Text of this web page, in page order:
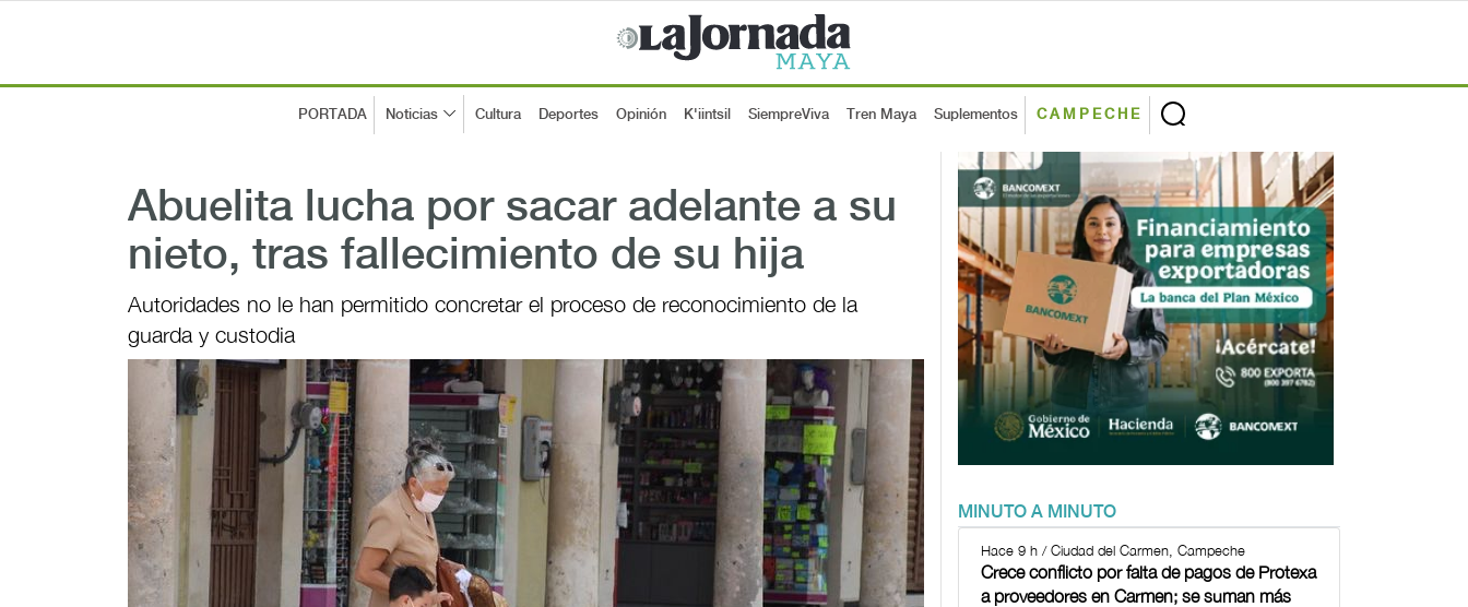
PORTADA Noticias Cultura Deportes Opinión K'iintsil SiempreViva Tren Maya Suplementos CAMPECHE
Abuelita lucha por sacar adelante a su
nieto, tras fallecimiento de su hija
Autoridades no le han permitido concretar el proceso de reconocimiento de la
guarda y custodia
MINUTO A MINUTO
Hace 9 h / Ciudad del Carmen, Campeche
Crece conflicto por falta de pagos de Protexa
a proveedores en Carmen; se suman más